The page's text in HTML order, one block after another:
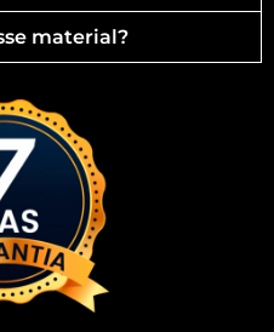
material?